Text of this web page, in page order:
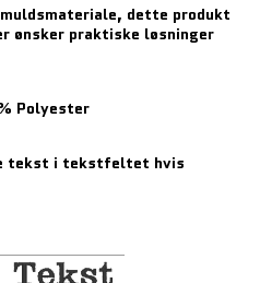
dette produkt
ønsker praktiske løsninger
Polyester
tekst i tekstfeltet hvis